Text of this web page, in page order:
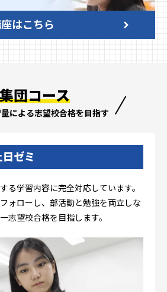
はこちら
集団コース
による志望校合格を目指す
ゼミ
る学習内容に完全対応しています。
ォローし、部活動と勉強を両立しな
志望校合格を目指します。